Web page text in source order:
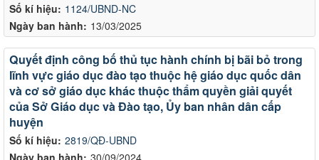
Số kí hiệu: 1124/UBND-NC
Ngày ban hành: 13/03/2025
Số kí hiệu: 2819/QĐ-UBND
Ngày ban hành: 30/09/2024
Quyết định công bố thủ tục hành chính bị bãi bỏ trong
lĩnh vực giáo dục đào tạo thuộc hệ giáo dục quốc dân
và cơ sở giáo dục khác thuộc thẩm quyền giải quyết
của Sở Giáo dục và Đào tạo, Ủy ban nhân dân cấp
huyện